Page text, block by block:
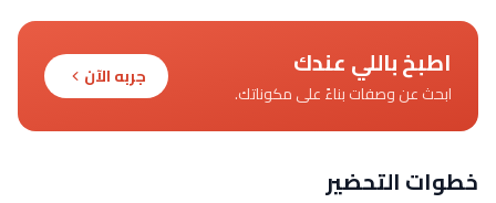
اطبخ باللي عندك
ابحث عن وصفات بناءً على مكوناتك.
جربه الآن
خطوات التحضير